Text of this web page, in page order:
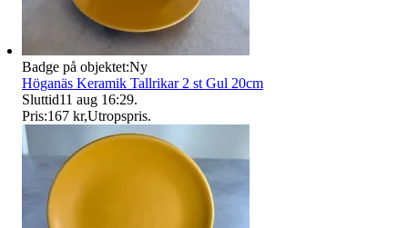
Badge på objektet:Ny
Höganäs Keramik Tallrikar 2 st Gul 20cm
Sluttid11 aug 16:29.
Pris:167 kr,Utropspris.